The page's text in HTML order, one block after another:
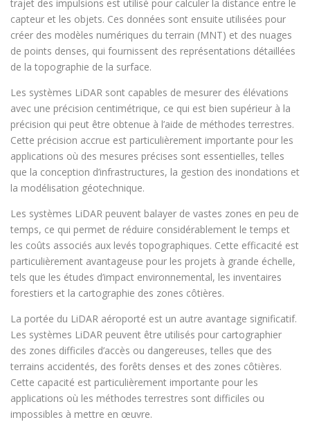
trajet des impulsions est utilisé pour calculer la distance entre le
capteur et les objets. Ces données sont ensuite utilisées pour
créer des modèles numériques du terrain (MNT) et des nuages
de points denses, qui fournissent des représentations détaillées
de la topographie de la surface.
Les systèmes LiDAR sont capables de mesurer des élévations
avec une précision centimétrique, ce qui est bien supérieur à la
précision qui peut être obtenue à l’aide de méthodes terrestres.
Cette précision accrue est particulièrement importante pour les
applications où des mesures précises sont essentielles, telles
que la conception d’infrastructures, la gestion des inondations et
la modélisation géotechnique.
Les systèmes LiDAR peuvent balayer de vastes zones en peu de
temps, ce qui permet de réduire considérablement le temps et
les coûts associés aux levés topographiques. Cette efficacité est
particulièrement avantageuse pour les projets à grande échelle,
tels que les études d’impact environnemental, les inventaires
forestiers et la cartographie des zones côtières.
La portée du LiDAR aéroporté est un autre avantage significatif.
Les systèmes LiDAR peuvent être utilisés pour cartographier
des zones difficiles d’accès ou dangereuses, telles que des
terrains accidentés, des forêts denses et des zones côtières.
Cette capacité est particulièrement importante pour les
applications où les méthodes terrestres sont difficiles ou
impossibles à mettre en œuvre.